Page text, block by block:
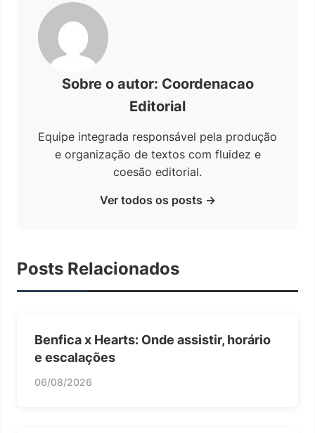
Sobre o autor: Coordenacao
Editorial
Equipe integrada responsável pela produção
e organização de textos com fluidez e
coesão editorial.
Ver todos os posts →
Posts Relacionados
Benfica x Hearts: Onde assistir, horário
e escalações
06/08/2026